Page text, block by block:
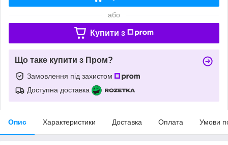
або
Купити з
Що таке купити з Пром?
Замовлення під захистом
Доступна доставка
Опис Характеристики Доставка Оплата Умови